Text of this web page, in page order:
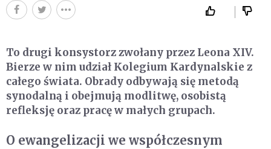
To drugi konsystorz zwołany przez Leona XIV.
Bierze w nim udział Kolegium Kardynalskie z
całego świata. Obrady odbywają się metodą
synodalną i obejmują modlitwę, osobistą
refleksję oraz pracę w małych grupach.
O ewangelizacji we współczesnym